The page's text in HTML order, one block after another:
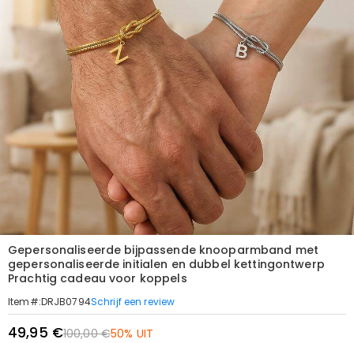
Gepersonaliseerde bijpassende knooparmband met
gepersonaliseerde initialen en dubbel kettingontwerp
Prachtig cadeau voor koppels
Item#:DRJB0794Schrijf een review
49,95 €100,00 €50% UIT